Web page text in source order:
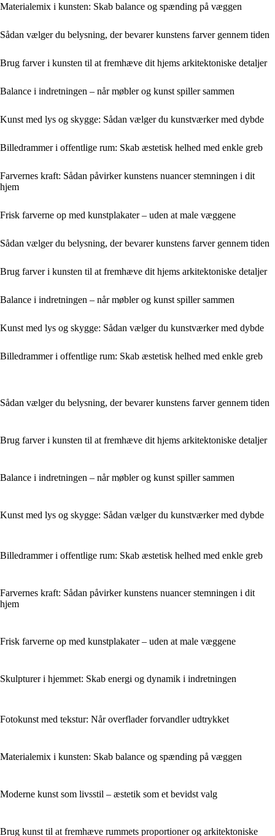
Materialemix i kunsten: Skab balance og spænding på væggen
Sådan vælger du belysning, der bevarer kunstens farver gennem tiden
Brug farver i kunsten til at fremhæve dit hjems arkitektoniske detaljer
Balance i indretningen – når møbler og kunst spiller sammen
Kunst med lys og skygge: Sådan vælger du kunstværker med dybde
Billedrammer i offentlige rum: Skab æstetisk helhed med enkle greb
Farvernes kraft: Sådan påvirker kunstens nuancer stemningen i dit
hjem
Frisk farverne op med kunstplakater – uden at male væggene
Sådan vælger du belysning, der bevarer kunstens farver gennem tiden
Brug farver i kunsten til at fremhæve dit hjems arkitektoniske detaljer
Balance i indretningen – når møbler og kunst spiller sammen
Kunst med lys og skygge: Sådan vælger du kunstværker med dybde
Billedrammer i offentlige rum: Skab æstetisk helhed med enkle greb
Sådan vælger du belysning, der bevarer kunstens farver gennem tiden
Brug farver i kunsten til at fremhæve dit hjems arkitektoniske detaljer
Balance i indretningen – når møbler og kunst spiller sammen
Kunst med lys og skygge: Sådan vælger du kunstværker med dybde
Billedrammer i offentlige rum: Skab æstetisk helhed med enkle greb
Farvernes kraft: Sådan påvirker kunstens nuancer stemningen i dit
hjem
Frisk farverne op med kunstplakater – uden at male væggene
Skulpturer i hjemmet: Skab energi og dynamik i indretningen
Fotokunst med tekstur: Når overflader forvandler udtrykket
Materialemix i kunsten: Skab balance og spænding på væggen
Moderne kunst som livsstil – æstetik som et bevidst valg
Brug kunst til at fremhæve rummets proportioner og arkitektoniske